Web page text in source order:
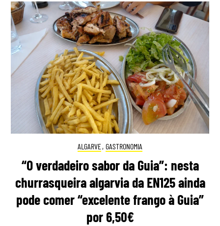
ALGARVE, GASTRONOMIA
“O verdadeiro sabor da Guia”: nesta
churrasqueira algarvia da EN125 ainda
pode comer “excelente frango à Guia”
por 6,50€